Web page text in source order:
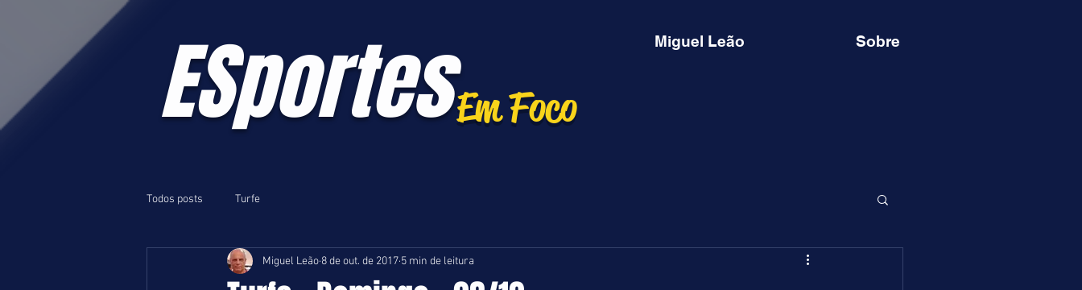
ESportesEm Foco
Miguel Leão Sobre
Todos posts Turfe
Miguel Leão 8 de out. de 2017 5 min de leitura